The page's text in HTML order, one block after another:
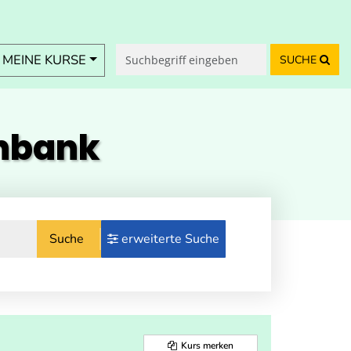
KURSE SUCHE
Suche erweiterte Suche
Kurs merken